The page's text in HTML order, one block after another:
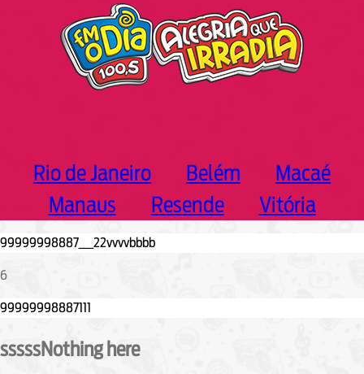
Rio de Janeiro Belém
Macaé
Manaus
Resende Vitória
6
sssssNothing here